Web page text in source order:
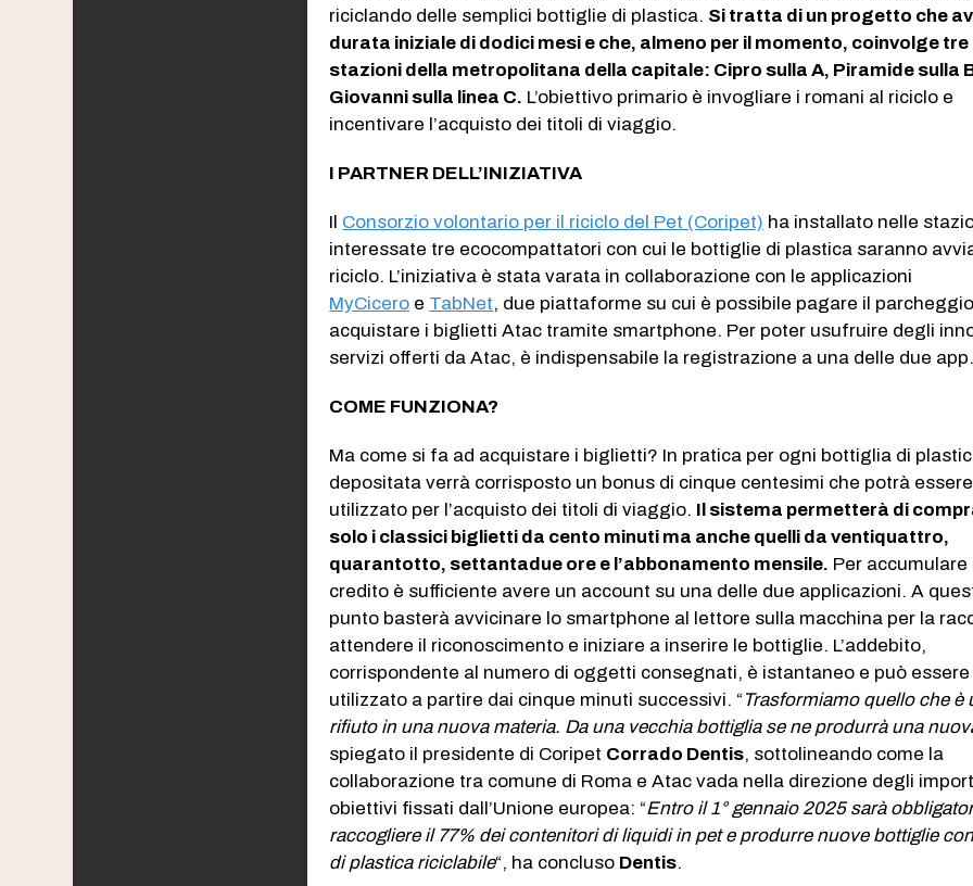
riciclando delle semplici bottiglie di plastica. Si tratta di un progetto che
durata iniziale di dodici mesi e che, almeno per il momento, coinvolge tre
stazioni della metropolitana della capitale: Cipro sulla A, Piramide sulla
Giovanni sulla linea C. L’obiettivo primario è invogliare i romani al riciclo e
incentivare l’acquisto dei titoli di viaggio.
I PARTNER DELL’INIZIATIVA
Il Consorzio volontario per il riciclo del Pet (Coripet) ha installato nelle
interessate tre ecocompattatori con cui le bottiglie di plastica saranno
riciclo. L’iniziativa è stata varata in collaborazione con le applicazioni
MyCicero e TabNet, due piattaforme su cui è possibile pagare il
acquistare i biglietti Atac tramite smartphone. Per poter usufruire degli
servizi offerti da Atac, è indispensabile la registrazione a una delle due app.
COME FUNZIONA?
Ma come si fa ad acquistare i biglietti? In pratica per ogni bottiglia di
depositata verrà corrisposto un bonus di cinque centesimi che potrà essere
utilizzato per l’acquisto dei titoli di viaggio. Il sistema permetterà di
solo i classici biglietti da cento minuti ma anche quelli da ventiquattro,
quarantotto, settantadue ore e l’abbonamento mensile. Per accumulare
credito è sufficiente avere un account su una delle due applicazioni. A
punto basterà avvicinare lo smartphone al lettore sulla macchina per la
attendere il riconoscimento e iniziare a inserire le bottiglie. L’addebito,
corrispondente al numero di oggetti consegnati, è istantaneo e può essere
utilizzato a partire dai cinque minuti successivi. “ Trasformiamo quello che è
rifiuto in una nuova materia. Da una vecchia bottiglia se ne produrrà una
spiegato il presidente di Coripet Corrado Dentis, sottolineando come la
collaborazione tra comune di Roma e Atac vada nella direzione degli
obiettivi fissati dall’Unione europea: “Entro il 1° gennaio 2025 sarà
raccogliere il 77% dei contenitori di liquidi in pet e produrre nuove bottiglie
di plastica riciclabile“, ha concluso Dentis.